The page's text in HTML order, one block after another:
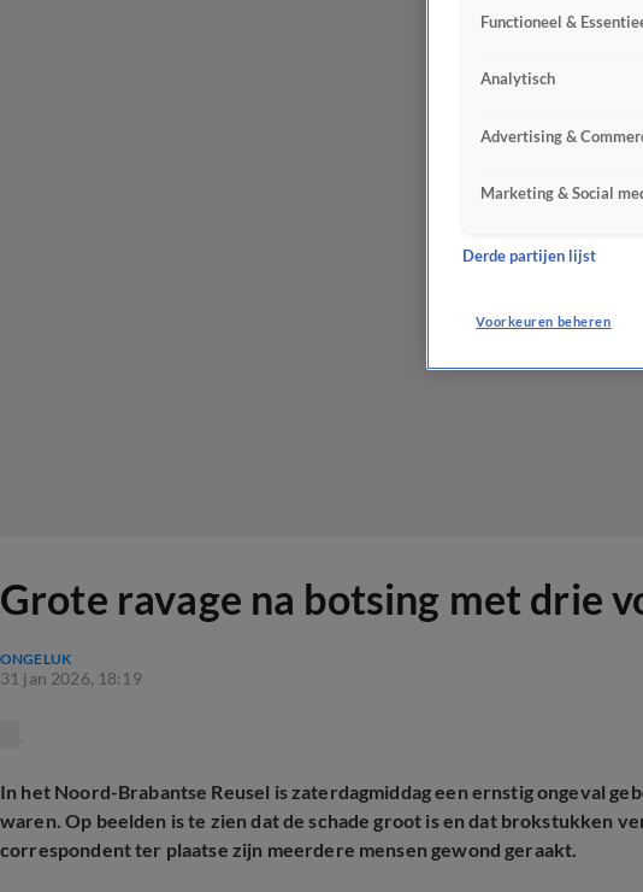
Grote ravage na botsing met drie
ONGELUK
31 jan 2026, 18:19
In het Noord-Brabantse Reusel is zaterdagmiddag een ernstig ongeval
waren. Op beelden is te zien dat de schade groot is en dat brokstukken
correspondent ter plaatse zijn meerdere mensen gewond geraakt.
Functioneel &
Analytisch
Advertising &
Marketing & Social
Derde partijen lijst
Voorkeuren beheren